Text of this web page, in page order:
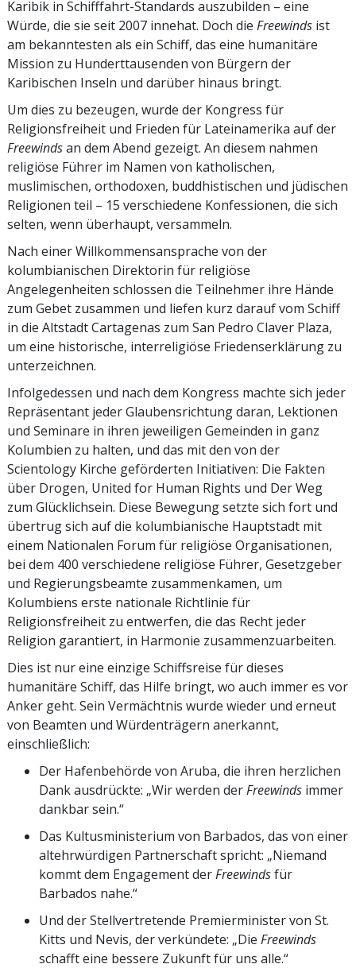
Karibik in Schifffahrt-Standards auszubilden – eine
Würde, die sie seit 2007 innehat. Doch die Freewinds ist
am bekanntesten als ein Schiff, das eine humanitäre
Mission zu Hunderttausenden von Bürgern der
Karibischen Inseln und darüber hinaus bringt.
Um dies zu bezeugen, wurde der Kongress für
Religionsfreiheit und Frieden für Lateinamerika auf der
Freewindsan dem Abend gezeigt. An diesem nahmen
religiöse Führer im Namen von katholischen,
muslimischen, orthodoxen, buddhistischen und jüdischen
Religionen teil – 15 verschiedene Konfessionen, die sich
selten, wenn überhaupt, versammeln.
Nach einer Willkommensansprache von der
kolumbianischen Direktorin für religiöse
Angelegenheiten schlossen die Teilnehmer ihre Hände
zum Gebet zusammen und liefen kurz darauf vom Schiff
in die Altstadt Cartagenas zum San Pedro Claver Plaza,
um eine historische, interreligiöse Friedenserklärung zu
unterzeichnen.
Infolgedessen und nach dem Kongress machte sich jeder
Repräsentant jeder Glaubensrichtung daran, Lektionen
und Seminare in ihren jeweiligen Gemeinden in ganz
Kolumbien zu halten, und das mit den von der
Scientology Kirche geförderten Initiativen: Die Fakten
über Drogen, United for Human Rights und Der Weg
zum Glücklichsein. Diese Bewegung setzte sich fort und
übertrug sich auf die kolumbianische Hauptstadt mit
einem Nationalen Forum für religiöse Organisationen,
bei dem 400 verschiedene religiöse Führer, Gesetzgeber
und Regierungsbeamte zusammenkamen, um
Kolumbiens erste nationale Richtlinie für
Religionsfreiheit zu entwerfen, die das Recht jeder
Religion garantiert, in Harmonie zusammenzuarbeiten.
Dies ist nur eine einzige Schiffsreise für dieses
humanitäre Schiff, das Hilfe bringt, wo auch immer es vor
Anker geht. Sein Vermächtnis wurde wieder und erneut
von Beamten und Würdenträgern anerkannt,
einschließlich:
Der Hafenbehörde von Aruba, die ihren herzlichen
Dank ausdrückte: „Wir werden derFreewinds immer
dankbar sein.“
Das Kultusministerium von Barbados, das von einer
altehrwürdigen Partnerschaft spricht: „Niemand
kommt dem Engagement derFreewindsfür
Barbados nahe.“
Und der Stellvertretende Premierminister von St.
Kitts und Nevis, der verkündete: „Die Freewinds
schafft eine bessere Zukunft für uns alle.“